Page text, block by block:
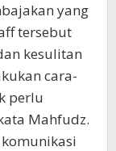
yang
tersebut
kesulitan
cara-
perlu
Mahfudz.